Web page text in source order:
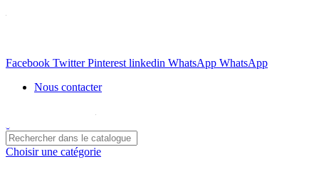
Facebook Twitter Pinterest linkedin WhatsApp WhatsApp
Nous contacter
Choisir une catégorie